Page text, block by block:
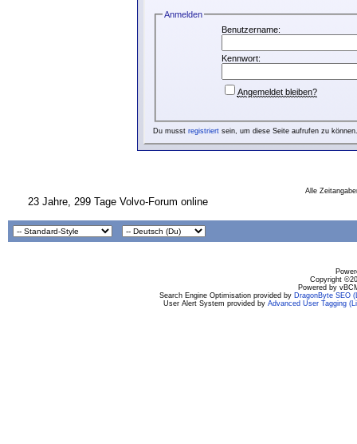
Anmelden
Benutzername:
Kennwort:
Angemeldet bleiben?
Du musst registriertsein, um diese Seite aufrufen zu können.
Alle
23 Jahre, 299 Tage Volvo-Forum online
Copyright
Powered by
Search Engine Optimisation provided by DragonByte SEO
User Alert System provided by Advanced User Tagging